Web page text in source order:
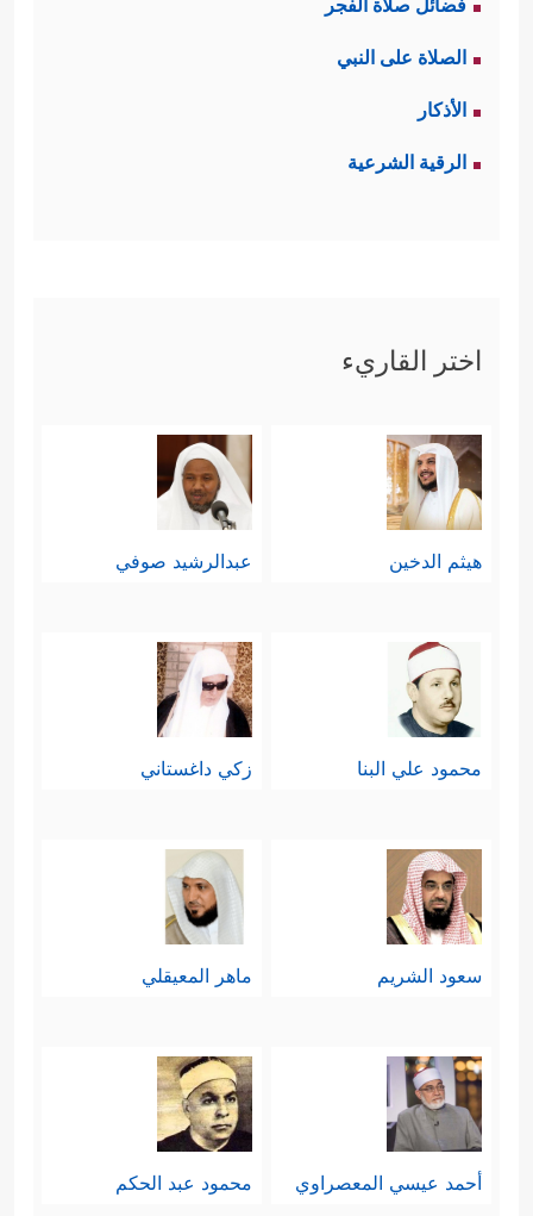
فضائل صلاة الفجر
الصلاة على النبي
الأذكار
الرقية الشرعية
اختر القاريء
هيثم الدخين عبدالرشيد صوفي
محمود علي البنا زكي داغستاني
سعود الشريم ماهر المعيقلي
أحمد عيسي المعصراوي محمود عبد الحكم